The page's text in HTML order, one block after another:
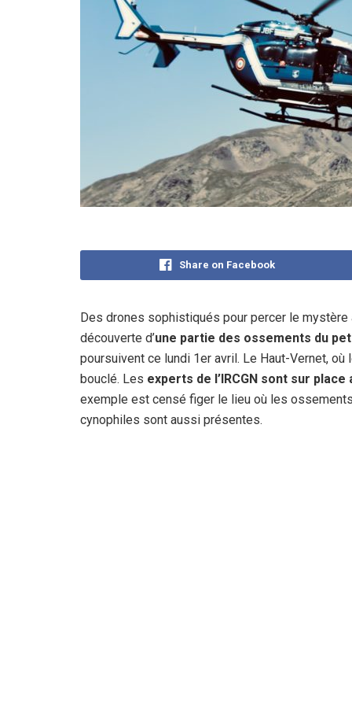
Share on Facebook
Des drones sophistiqués pour percer le mystère
découverte d’une partie des ossements du
poursuivent ce lundi 1er avril. Le Haut-Vernet,
bouclé. Les experts de l’IRCGN sont sur
exemple est censé figer le lieu où les
cynophiles sont aussi présentes.